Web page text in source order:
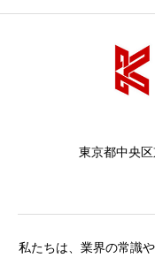
東京都中央
私たちは、業界の常識